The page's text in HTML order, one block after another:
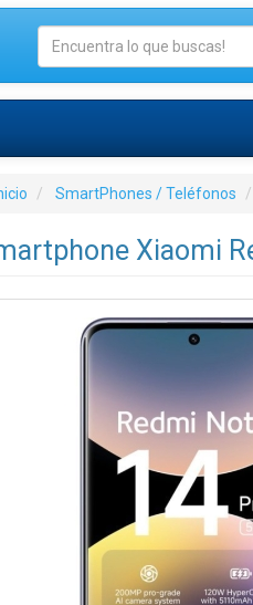
SmartPhones / Teléfonos
Xiaomi